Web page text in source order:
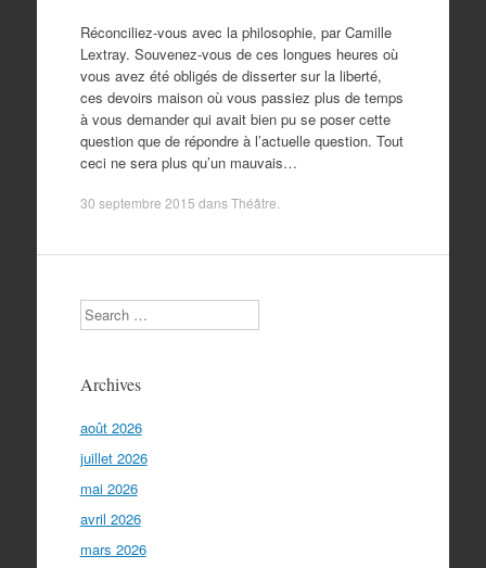
Réconciliez-vous avec la philosophie, par Camille
Lextray. Souvenez-vous de ces longues heures où
vous avez été obligés de disserter sur la liberté,
ces devoirs maison où vous passiez plus de temps
à vous demander qui avait bien pu se poser cette
question que de répondre à l’actuelle question. Tout
ceci ne sera plus qu’un mauvais…
30 septembre 2015 dansThéâtre
Search
Archives
août 2026
juillet 2026
mai 2026
avril 2026
mars 2026